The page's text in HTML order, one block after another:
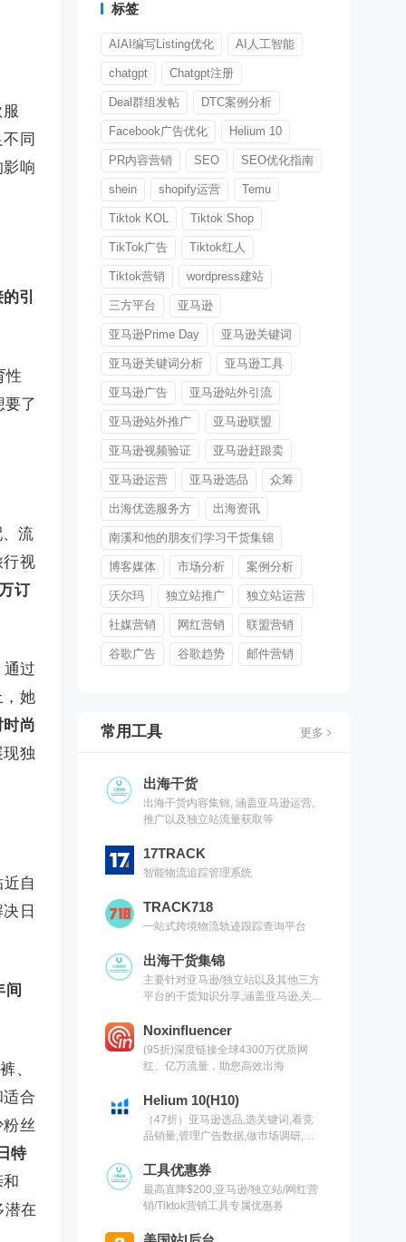
同
影响
引
性
了
流
行视
订
过
，她
尚
独
自
日
间
、
合
丝
特
潜在
标签
AIAI编写Listing优化 AI人工智能
chatgpt Chatgpt注册
Deal群组发帖 DTC案例分析
Facebook广告优化 Helium 10
PR内容营销 SEO SEO优化指南
shein shopify运营 Temu
Tiktok KOL Tiktok Shop
TikTok广告 Tiktok红人
Tiktok营销 wordpress建站
三方平台 亚马逊
亚马逊Prime Day 亚马逊关键词
亚马逊关键词分析 亚马逊工具
亚马逊广告 亚马逊站外引流
亚马逊站外推广 亚马逊联盟
亚马逊视频验证 亚马逊赶跟卖
亚马逊运营 亚马逊选品 众筹
出海优选服务方 出海资讯
南溪和他的朋友们学习干货集锦
博客媒体 市场分析 案例分析
沃尔玛 独立站推广 独立站运营
社媒营销 网红营销 联盟营销
谷歌广告 谷歌趋势 邮件营销
常用工具 更多
出海干货
出海干货内容集锦, 涵盖亚马逊运营,
推广以及独立站流量获取等
17TRACK
智能物流追踪管理系统
TRACK718
一站式跨境物流轨迹跟踪查询平台
出海干货集锦
主要针对亚马逊/独立站以及其他三方
平台的干货知识分享,涵盖亚马逊,关键
具以及出海干货集锦,欢迎关注
Noxinfluencer
(95折)深度链接全球4300万优质网
红、亿万流量，助您高效出海
Helium 10(H10)
（47折）亚马逊选品,选关键词,看竞
品销量,管理广告数据,做市场调研,有
工具优惠券
最高直降$200,亚马逊/独立站/网红营
销/Tiktok营销工具专属优惠券